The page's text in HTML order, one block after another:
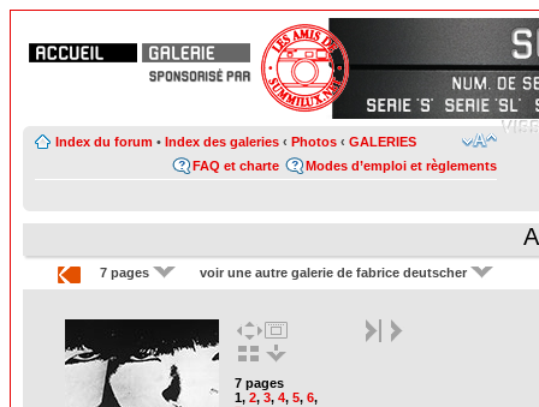
Index du forum • Index des galeries ‹ Photos ‹ GALERIES
Modes d’emploi et règlements
FAQ et charte
7 pages voir une autre galerie de fabrice deutscher
7 pages
1, 2, 3, 4, 5, 6,